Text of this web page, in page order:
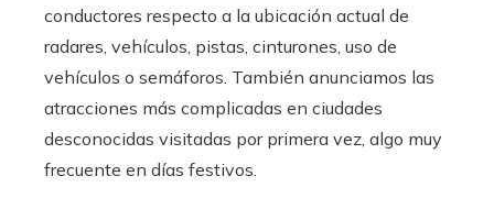
conductores respecto a la ubicación actual de
radares, vehículos, pistas, cinturones, uso de
vehículos o semáforos. También anunciamos las
atracciones más complicadas en ciudades
desconocidas visitadas por primera vez, algo muy
frecuente en días festivos.